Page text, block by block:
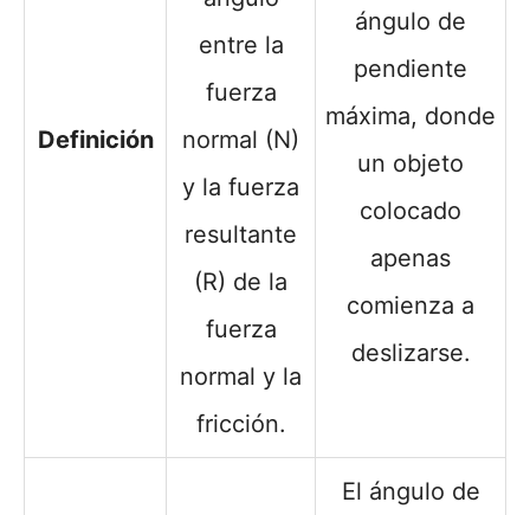
Definición
entre la
fuerza
normal (N)
y la fuerza
resultante
(R) de la
fuerza
normal y la
fricción.
ángulo de
pendiente
máxima, donde
un objeto
colocado
apenas
comienza a
deslizarse.
El ángulo de